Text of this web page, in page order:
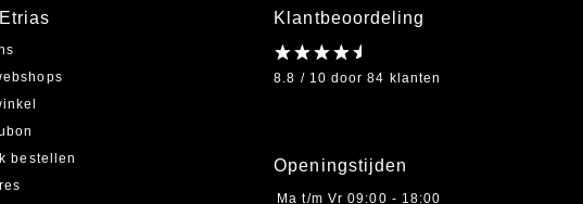
bestellen
Klantbeoordeling
8.8 / 10 door 84 klanten
Openingstijden
Ma t/m Vr 09:00 - 18:00